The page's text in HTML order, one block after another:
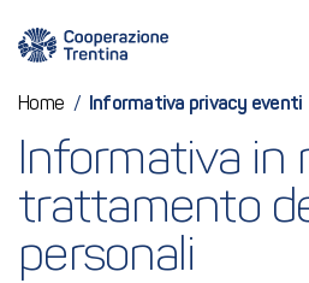
Home / Informativa privacy eventi
Informativa in
trattamento
personali